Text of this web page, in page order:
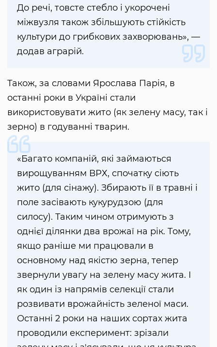
До речі, товсте стебло і укорочені
міжвузля також збільшують стійкість
культури до грибкових захворювань», —
додав аграрій.
Також, за словами Ярослава Парія, в
останні роки в Україні стали
використовувати жито (як зелену масу, так і
зерно) в годуванні тварин.
«Багато компаній, які займаються
вирощуванням ВРХ, спочатку сіють
жито (для сінажу). Збирають її в травні і
поле засівають кукурудзою (для
силосу). Таким чином отримують з
однієї ділянки два врожаї на рік. Тому,
якщо раніше ми працювали в
основному над якістю зерна, тепер
звернули увагу на зелену масу жита. І
як один із напрямів селекції стали
розвивати врожайність зеленої маси.
Останні 2 роки на наших сортах жита
проводили експеримент: зрізали